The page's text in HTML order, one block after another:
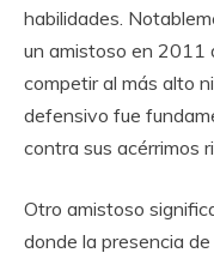
habilidades.
un amistoso en 2011
competir al más alto
defensivo fue
contra sus acérrimos
Otro amistoso
donde la presencia